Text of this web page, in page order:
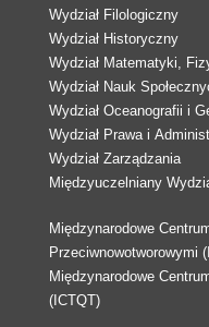
Wydział Filologiczny
Wydział Historyczny
Wydział Matematyki,
Wydział Nauk
Wydział Oceanografii i
Wydział Prawa i
Wydział Zarządzania
Międzyuczelniany
Międzynarodowe
Przeciwnowotworowymi
Międzynarodowe
(ICTQT)